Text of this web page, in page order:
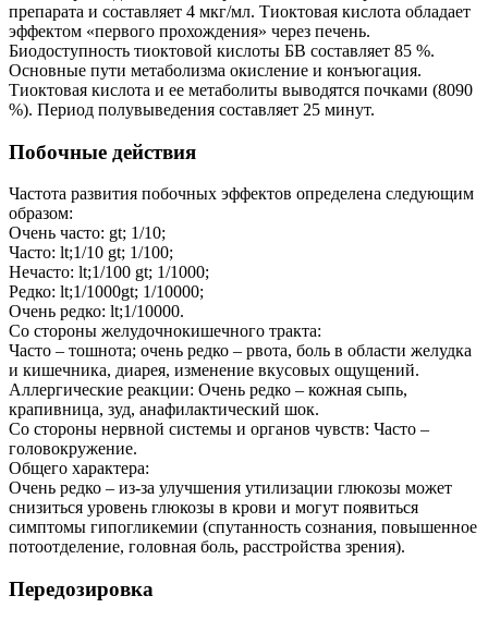
препарата и составляет 4 мкг/мл. Тиоктовая кислота обладает
эффектом «первого прохождения» через печень.
Биодоступность тиоктовой кислоты БВ составляет 85 %.
Основные пути метаболизма окисление и конъюгация.
Тиоктовая кислота и ее метаболиты выводятся почками (8090
%). Период полувыведения составляет 25 минут.
Побочные действия
Частота развития побочных эффектов определена следующим
образом:
Очень часто: gt; 1/10;
Часто: lt;1/10 gt; 1/100;
Нечасто: lt;1/100 gt; 1/1000;
Редко: lt;1/1000gt; 1/10000;
Очень редко: lt;1/10000.
Со стороны желудочнокишечного тракта:
Часто – тошнота; очень редко – рвота, боль в области желудка
и кишечника, диарея, изменение вкусовых ощущений.
Аллергические реакции: Очень редко – кожная сыпь,
крапивница, зуд, анафилактический шок.
Со стороны нервной системы и органов чувств: Часто –
головокружение.
Общего характера:
Очень редко – из-за улучшения утилизации глюкозы может
снизиться уровень глюкозы в крови и могут появиться
симптомы гипогликемии (спутанность сознания, повышенное
потоотделение, головная боль, расстройства зрения).
Передозировка